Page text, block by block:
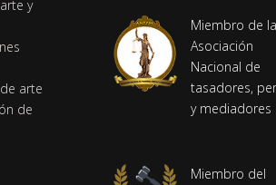
y
arte
de
Miembro de la
Asociación
Nacional de
tasadores,
y mediadores
Miembro del